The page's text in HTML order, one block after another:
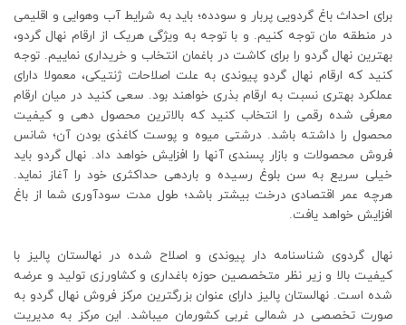
برای احداث باغ گردویی پربار و سودده؛ باید به شرایط آب وهوایی و اقلیمی
در منطقه مان توجه کنیم. و با توجه به ویژگی هریک از ارقام نهال گردو،
بهترین نهال گردو را برای کاشت در باغمان انتخاب و خریداری نماییم. توجه
کنید که ارقام نهال گردو پیوندی به علت اصلاحات ژنتیکی، معمولا دارای
عملکرد بهتری نسبت به ارقام بذری خواهند بود. سعی کنید در میان ارقام
معرفی شده رقمی را انتخاب کنید که بالاترین محصول دهی و کیفیت
محصول را داشته باشد. درشتی میوه و پوست کاغذی بودن آن؛ شانس
فروش محصولات و بازار پسندی آنها را افزایش خواهد داد. نهال گردو باید
خیلی سریع به سن بلوغ رسیده و باردهی حداکثری خود را آغاز نماید.
هرچه عمر اقتصادی درخت بیشتر باشد؛ طول مدت سودآوری شما از باغ
افزایش خواهد یافت.
نهال گردوی شناسنامه دار پیوندی و اصلاح شده در نهالستان پالیز با
کیفیت بالا و زیر نظر متخصصین حوزه باغداری و کشاورزی تولید و عرضه
شده است. نهالستان پالیز دارای عنوان بزرگترین مرکز فروش نهال گردو به
صورت تخصصی در شمالی غربی کشورمان میباشد. این مرکز به مدیریت